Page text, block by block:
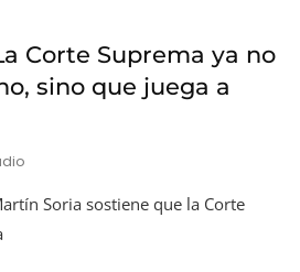
Corte Suprema ya no
sino que juega a
Soria sostiene que la Corte